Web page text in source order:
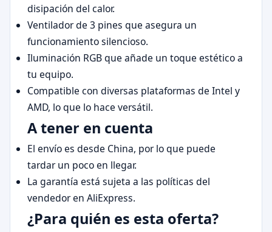
disipación del calor.
Ventilador de 3 pines que asegura un
funcionamiento silencioso.
Iluminación RGB que añade un toque estético a
tu equipo.
Compatible con diversas plataformas de Intel y
AMD, lo que lo hace versátil.
A tener en cuenta
El envío es desde China, por lo que puede
tardar un poco en llegar.
La garantía está sujeta a las políticas del
vendedor en AliExpress.
¿Para quién es esta oferta?